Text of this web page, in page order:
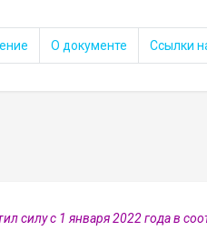
О документе Ссылки
силу с 1 января 2022 года в